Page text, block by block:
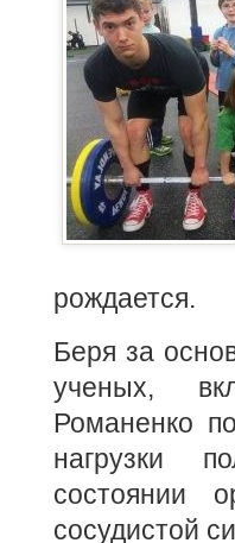
рождается.
Беря за
ученых,
Романенко
нагрузки
состоянии
сосудистой